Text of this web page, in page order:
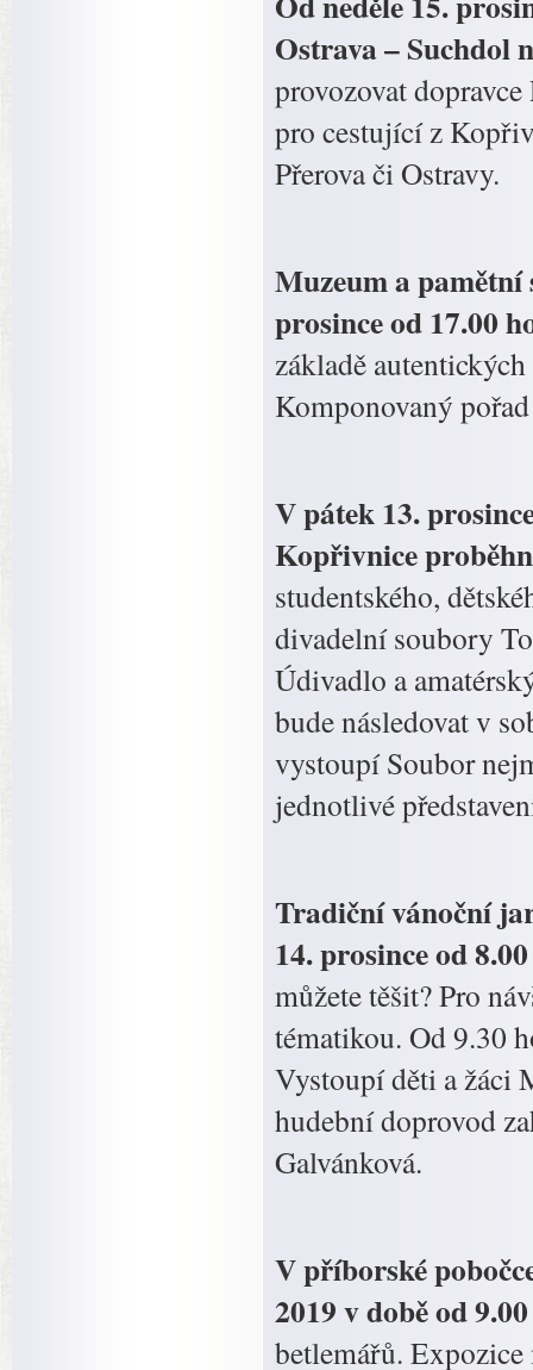
Ostrava – Suchdol
provozovat
pro cestující z
Přerova či Ostravy.
Muzeum a
prosince od 17.00
základě
Komponovaný
V pátek 13.
Kopřivnice
studentského,
divadelní soubory
Údivadlo a
bude následovat v
vystoupí Soubor
jednotlivé
Tradiční vánoční
14. prosince od
můžete těšit? Pro
tématikou. Od 9.30
Vystoupí děti a žáci
hudební doprovod
Galvánková.
V příborské
2019 v době od
betlemářů.